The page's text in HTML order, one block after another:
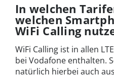
In welchen
welchen
WiFi Calling
WiFi Calling ist in allen
bei Vodafone enthalten.
natürlich hierbei auch